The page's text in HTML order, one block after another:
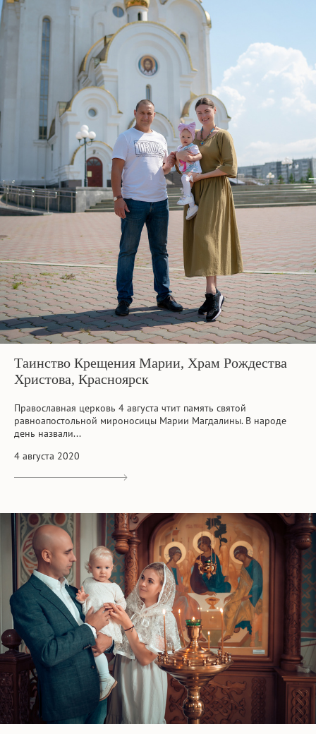
Таинство Крещения Марии, Храм Рождества
Христова, Красноярск
Православная церковь 4 августа чтит память святой
равноапостольной мироносицы Марии Магдалины. В народе
день назвали...
4 августа 2020